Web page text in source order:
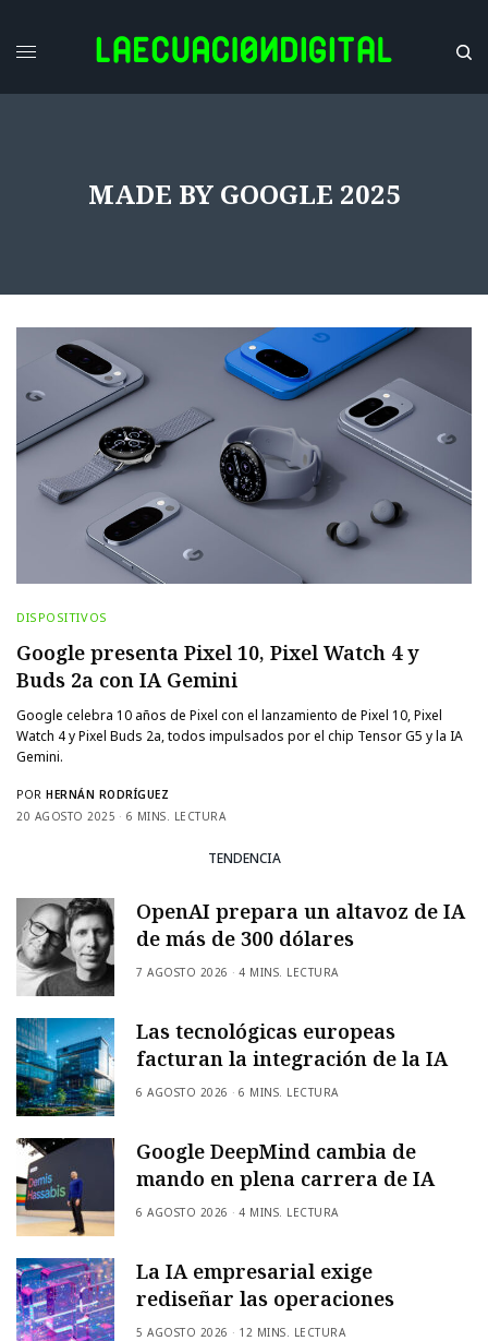
MADE BY GOOGLE 2025
DISPOSITIVOS
Google presenta Pixel 10, Pixel Watch 4 y
Buds 2a con IA Gemini
Google celebra 10 años de Pixel con el lanzamiento de Pixel 10, Pixel
Watch 4 y Pixel Buds 2a, todos impulsados por el chip Tensor G5 y la IA
Gemini.
POR HERNÁN RODRÍGUEZ
20 AGOSTO 2025
6 MINS. LECTURA
TENDENCIA
OpenAI prepara un altavoz de IA
de más de 300 dólares
7 AGOSTO 2026 4 MINS. LECTURA
Las tecnológicas europeas
facturan la integración de la IA
6 AGOSTO 2026 6 MINS. LECTURA
Google DeepMind cambia de
mando en plena carrera de IA
6 AGOSTO 2026 4 MINS. LECTURA
La IA empresarial exige
rediseñar las operaciones
5 AGOSTO 2026 12 MINS. LECTURA